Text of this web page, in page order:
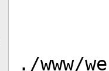
./www/